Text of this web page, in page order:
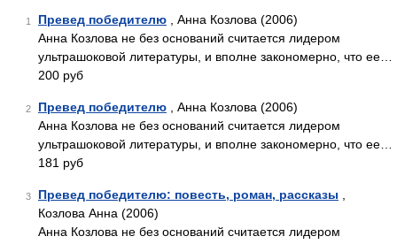
1 Превед победителю , Анна Козлова (2006)
Анна Козлова не без оснований считается лидером
ультрашоковой литературы, и вполне закономерно, что ее…
200 руб
2 Превед победителю , Анна Козлова (2006)
Анна Козлова не без оснований считается лидером
ультрашоковой литературы, и вполне закономерно, что ее…
181 руб
3 Превед победителю: повесть, роман, рассказы
Козлова Анна (2006)
Анна Козлова не без оснований считается лидером